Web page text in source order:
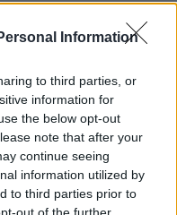
Information
to third parties, or
information for
the below opt-out
note that after your
continue seeing
information utilized by
to third parties prior to
της Eurovision 2026
του Α’
για την κορυφή